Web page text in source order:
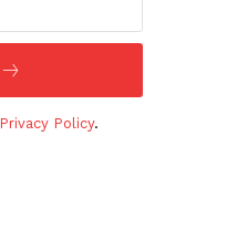
Privacy Policy.